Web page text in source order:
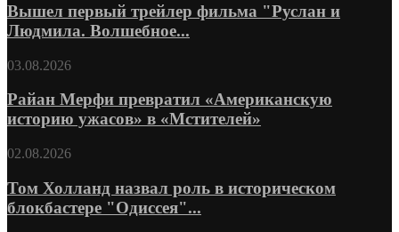
Вышел первый трейлер фильма "Руслан и
Людмила. Волшебное...
03.08.2026
Райан Мерфи превратил «Американскую
историю ужасов» в «Мстителей»
02.08.2026
Том Холланд назвал роль в историческом
блокбастере "Одиссея"...